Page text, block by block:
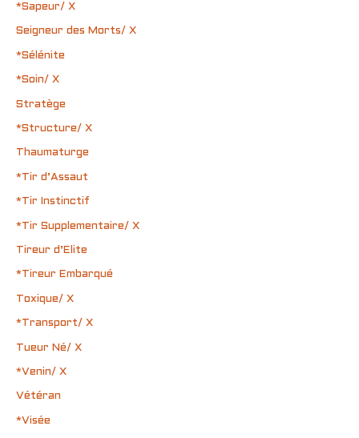
*Sapeur/ X
Seigneur des Morts/ X
*Sélénite
*Soin/ X
Stratège
*Structure/ X
Thaumaturge
*Tir d’Assaut
*Tir Instinctif
*Tir Supplementaire/ X
Tireur d’Elite
*Tireur Embarqué
Toxique/ X
*Transport/ X
Tueur Né/ X
*Venin/ X
Vétéran
*Visée